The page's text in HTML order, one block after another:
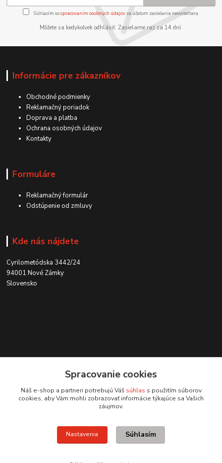
Súhlasím sospracovaním osobných údajov za účelom zasielania newslettera.
Môžete sa kedykoľvek odhlásiť. Zasielame raz za 14 dní.
Informácie pre zákazníkov
Obchodné podmienky
Reklamačný poriadok
Doprava a platba
Ochrana osobných údajov
Kontakty
Formuláre
Reklamačný formulár
Odstúpenie od zmluvy
Kde nás nájdete
Cyrilometódska 3442/24
94001 Nové Zámky
Slovensko
0915 707 737
(Po-Pia, 8-15 hod.)
Spracovanie cookies
Náš e-shop a partneri potrebujú Váš súhlas s použitím súborov
cookies, aby Vám mohli zobrazovať informácie týkajúce sa Vašich
záujmov.
Nastavenia Súhlasím